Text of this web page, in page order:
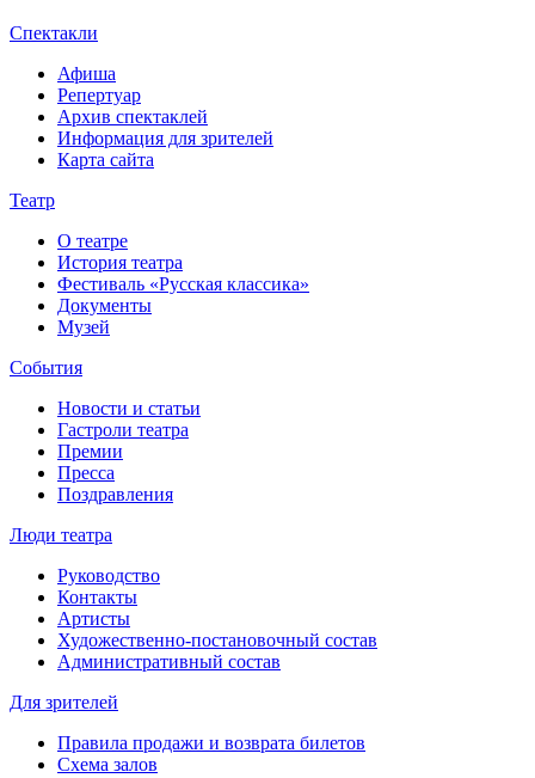
Спектакли
Афиша
Репертуар
Архив спектаклей
Информация для зрителей
Карта сайта
Театр
О театре
История театра
Фестиваль «Русская классика»
Документы
Музей
События
Новости и статьи
Гастроли театра
Премии
Пресса
Поздравления
Люди театра
Руководство
Контакты
Артисты
Художественно-постановочный состав
Административный состав
Для зрителей
Правила продажи и возврата билетов
Схема залов